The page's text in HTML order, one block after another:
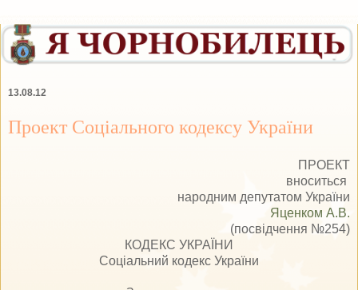
13.08.12
Проект Соціального кодексу України
ПРОЕКТ
вноситься
народним депутатом України
Яценком А.В.
(посвідчення №254)
КОДЕКС УКРАЇНИ
Соціальний кодекс України